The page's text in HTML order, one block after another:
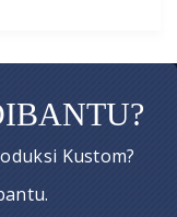
Kustom?